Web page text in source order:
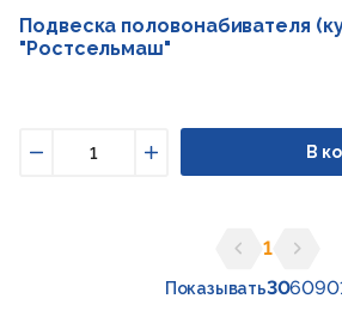
Подвеска половонабивателя
"Ростсельмаш"
Увеличить
В
Предыдущая
1
Показывать306090